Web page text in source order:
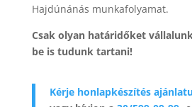
Hajdúnánás munkafolyamat.
Csak olyan határidőket
be is tudunk tartani!
Kérje honlapkészítés